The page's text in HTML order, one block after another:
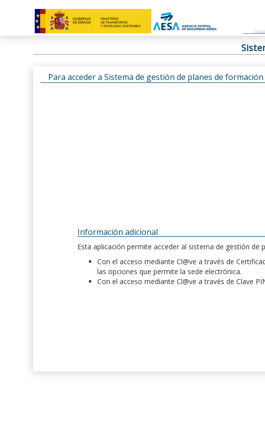
Para acceder a Sistema de gestión de planes de
Información adicional
Esta aplicación permite acceder al sistema de gestión de
Con el acceso mediante Cl@ve a través de
las opciones que permite la sede electrónica.
Con el acceso mediante Cl@ve a través de Clave